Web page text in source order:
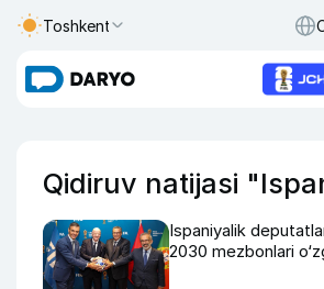
Toshkent
Qidiruv natijasi
Ispaniyalik
2030 mezbonlari